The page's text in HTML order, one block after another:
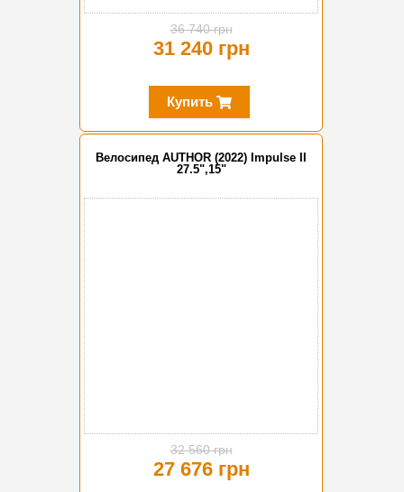
36 740 грн
31 240 грн
Купить
Велосипед AUTHOR (2022) Impulse II
27.5",15"
32 560 грн
27 676 грн